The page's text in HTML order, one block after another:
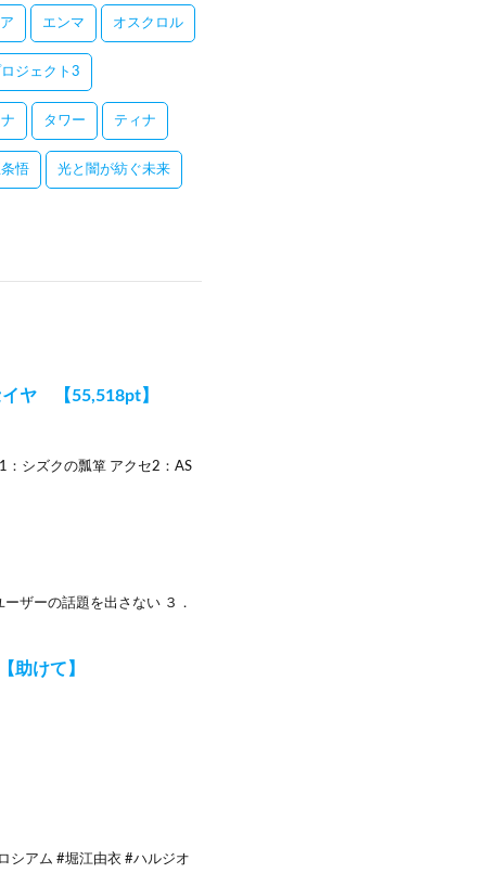
エンマ オスクロル
ジェクト3
タワー ティナ
悟 光と闇が紡ぐ未来
イヤ 【55,518pt】
：シズクの瓢箪 アクセ2：AS
ザーの話題を出さない ３．
助けて】
シアム #堀江由衣 #ハルジオ